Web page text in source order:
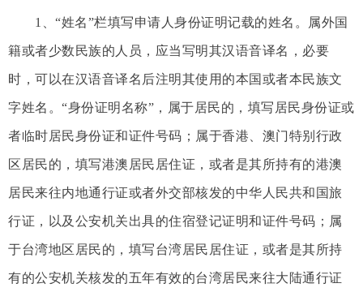
1、“姓名”栏填写申请人身份证明记载的姓名。属外国
籍或者少数民族的人员，应当写明其汉语音译名，必要
时，可以在汉语音译名后注明其使用的本国或者本民族文
字姓名。“身份证明名称”，属于居民的，填写居民身份证或
者临时居民身份证和证件号码；属于香港、澳门特别行政
区居民的，填写港澳居民居住证，或者是其所持有的港澳
居民来往内地通行证或者外交部核发的中华人民共和国旅
行证，以及公安机关出具的住宿登记证明和证件号码；属
于台湾地区居民的，填写台湾居民居住证，或者是其所持
有的公安机关核发的五年有效的台湾居民来往大陆通行证